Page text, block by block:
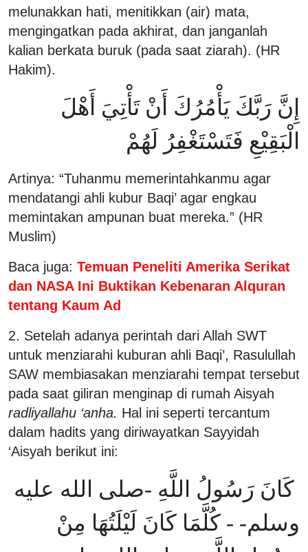
melunakkan hati, menitikkan (air) mata,
mengingatkan pada akhirat, dan janganlah
kalian berkata buruk (pada saat ziarah). (HR
Hakim).
إِنَّ رَبَّكَ يَأْمُرُكَ أَنْ تَأْتِيَ أَهْلَ
الْبَقِيْعِ فَتَسْتَغْفِرُ لَهُمْ
Artinya: “Tuhanmu memerintahkanmu agar
mendatangi ahli kubur Baqi’ agar engkau
memintakan ampunan buat mereka.” (HR
Muslim)
Baca juga: Temuan Peneliti Amerika Serikat
dan NASA Ini Buktikan Kebenaran Alquran
tentang Kaum Ad
2. Setelah adanya perintah dari Allah SWT
untuk menziarahi kuburan ahli Baqi’, Rasulullah
SAW membiasakan menziarahi tempat tersebut
pada saat giliran menginap di rumah Aisyah
radliyallahu ‘anha. Hal ini seperti tercantum
dalam hadits yang diriwayatkan Sayyidah
‘Aisyah berikut ini:
كَانَ رَسُولُ اللَّهِ -صلى الله عليه
وسلم- - كُلَّمَا كَانَ لَيْلَتُهَا مِنْ